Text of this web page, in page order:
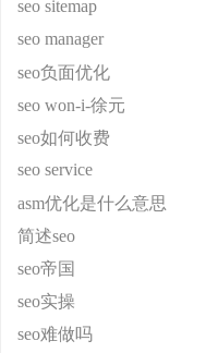
seo sitemap
seo manager
seo负面优化
seo won-i-徐元
seo如何收费
seo service
asm优化是什么意思
简述seo
seo帝国
seo实操
seo难做吗